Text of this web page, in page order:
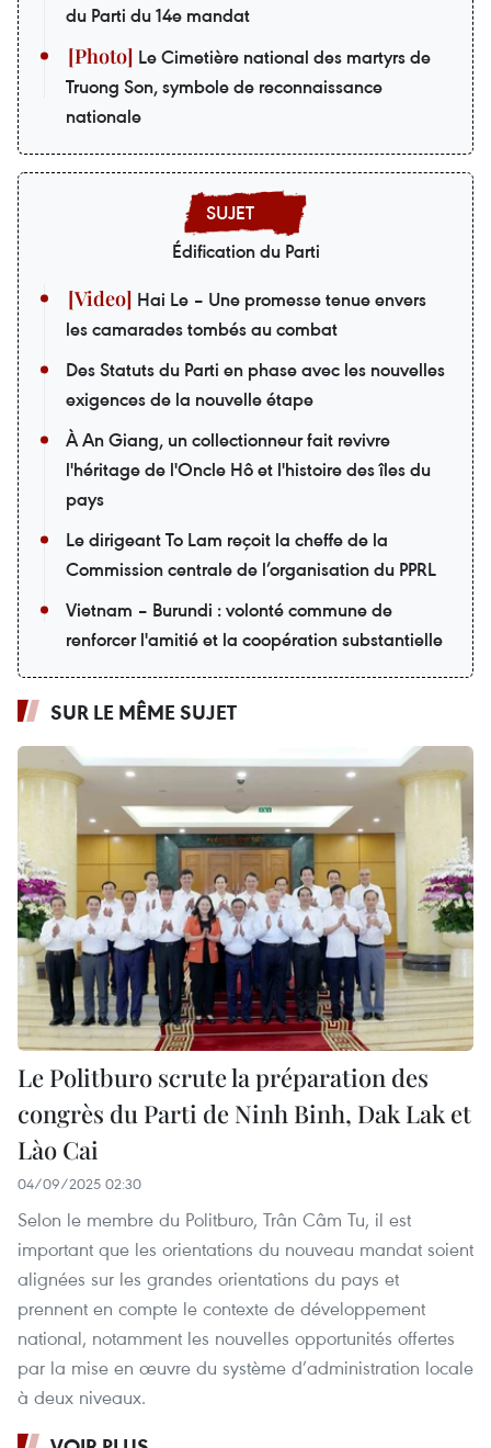
du Parti du 14e mandat
Le Cimetière national des martyrs de
Truong Son, symbole de reconnaissance
nationale
Édification du Parti
Hai Le – Une promesse tenue envers
les camarades tombés au combat
Des Statuts du Parti en phase avec les nouvelles
exigences de la nouvelle étape
À An Giang, un collectionneur fait revivre
l'héritage de l'Oncle Hô et l'histoire des îles du
pays
Le dirigeant To Lam reçoit la cheffe de la
Commission centrale de l’organisation du PPRL
Vietnam – Burundi : volonté commune de
renforcer l'amitié et la coopération substantielle
SUR LE MÊME SUJET
Le Politburo scrute la préparation des
congrès du Parti de Ninh Binh, Dak Lak et
Lào Cai
04/09/2025 02:30
Selon le membre du Politburo, Trân Câm Tu, il est
important que les orientations du nouveau mandat soient
alignées sur les grandes orientations du pays et
prennent en compte le contexte de développement
national, notamment les nouvelles opportunités offertes
par la mise en œuvre du système d’administration locale
à deux niveaux.